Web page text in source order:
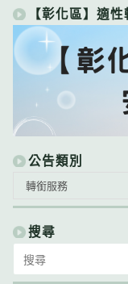
【彰化區】適
公告類別
類
別
轉銜服務
搜尋
for: